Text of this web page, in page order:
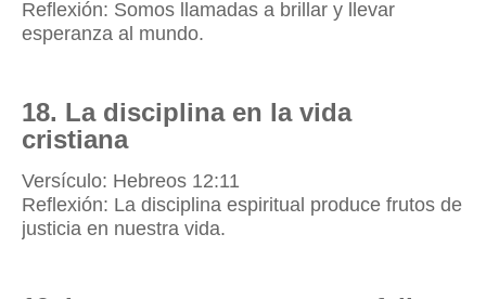
Reflexión: Somos llamadas a brillar y llevar
esperanza al mundo.
18. La disciplina en la vida
cristiana
Versículo: Hebreos 12:11
Reflexión: La disciplina espiritual produce frutos de
justicia en nuestra vida.